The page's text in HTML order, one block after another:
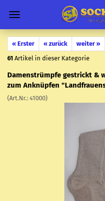
« Erster « zurück weiter »
61 Artikel in dieser Kategorie
Da­men­strümp­fe ge­strickt &
zum An­knüp­fen
(Art.Nr.: 41000)